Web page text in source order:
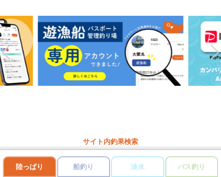
サイト内釣果検索
陸っぱり 船釣り 淡水 バス釣り